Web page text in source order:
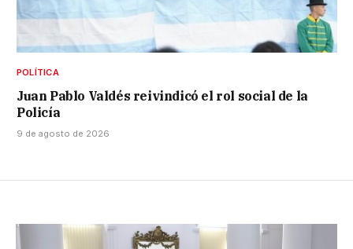
POLÍTICA
Juan Pablo Valdés reivindicó el rol social de la
Policía
9 de agosto de 2026